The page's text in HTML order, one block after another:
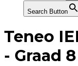
Search Button
Teneo
- Graad 8